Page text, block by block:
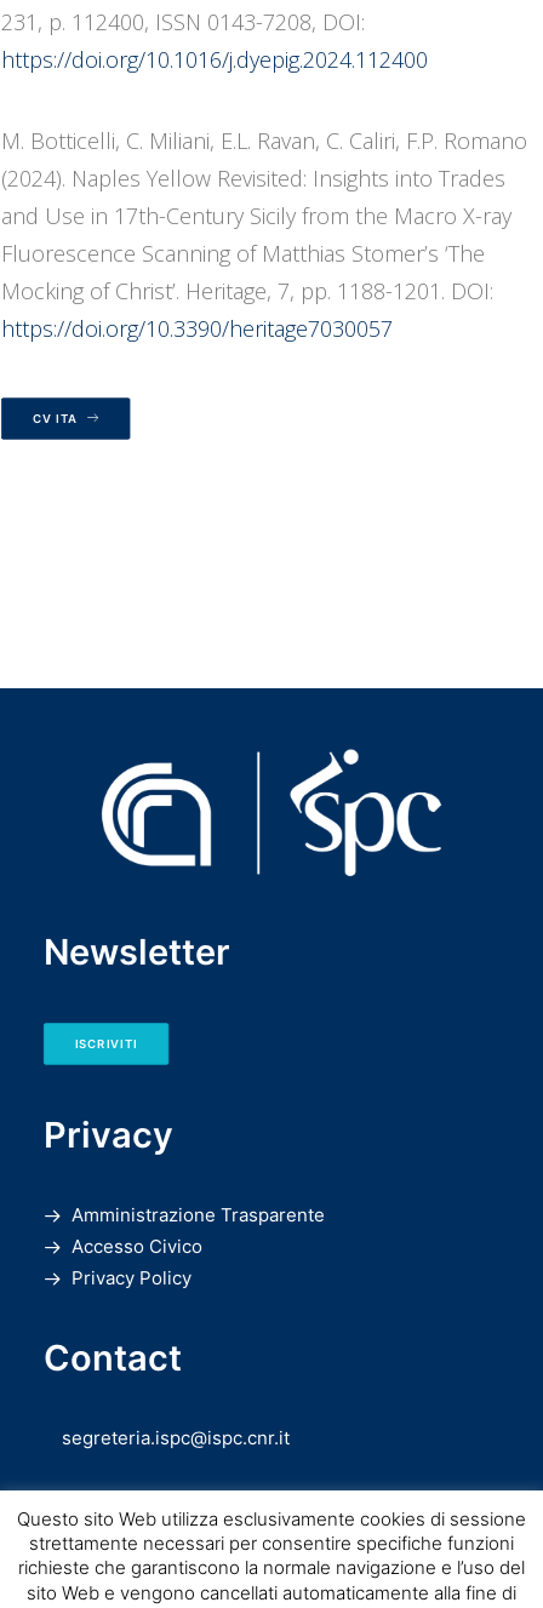
231, p. 112400, ISSN 0143-7208, DOI:
https://doi.org/10.1016/j.dyepig.2024.112400
M. Botticelli, C. Miliani, E.L. Ravan, C. Caliri, F.P. Romano
(2024). Naples Yellow Revisited: Insights into Trades
and Use in 17th-Century Sicily from the Macro X-ray
Fluorescence Scanning of Matthias Stomer’s ‘The
Mocking of Christ’. Heritage, 7, pp. 1188-1201. DOI:
https://doi.org/10.3390/heritage7030057
CV ITA
Newsletter
ISCRIVITI
Privacy
Amministrazione Trasparente
Accesso Civico
Privacy Policy
Contact
segreteria.ispc@ispc.cnr.it
Questo sito Web utilizza esclusivamente cookies di sessione
strettamente necessari per consentire specifiche funzioni
richieste che garantiscono la normale navigazione e l’uso del
sito Web e vengono cancellati automaticamente alla fine di